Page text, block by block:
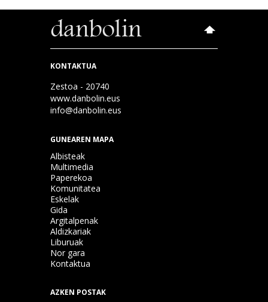
KONTAKTUA
Zestoa - 20740
www.danbolin.eus
info@danbolin.eus
GUNEAREN MAPA
Albisteak
Multimedia
Paperekoa
Komunitatea
Eskelak
Gida
Argitalpenak
Aldizkariak
Liburuak
Nor gara
Kontaktua
AZKEN POSTAK